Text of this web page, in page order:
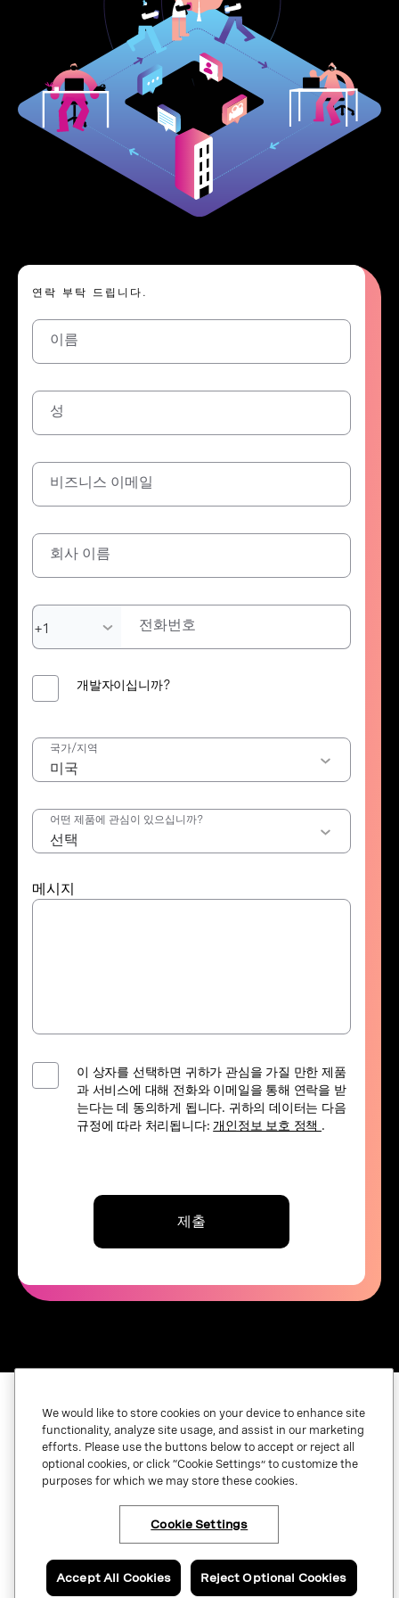
연락 부탁 드립니다.
이름
성
비즈니스 이메일
회사 이름
전화번호
개발자이십니까?
국가/지역
어떤 제품에 관심이 있으십니까?
메시지
이 상자를 선택하면 귀하가 관심을 가질 만한 제품
과 서비스에 대해 전화와 이메일을 통해 연락을 받
는다는 데 동의하게 됩니다. 귀하의 데이터는 다음
규정에 따라 처리됩니다:개인정보 보호 정책 .
제출
법적 고지 사항
개인 정보 보호
We would like to store cookies on your device to enhance site
functionality, analyze site usage, and assist in our marketing
efforts. Please use the buttons below to accept or reject all
optional cookies, or click “Cookie Settings” to customize the
purposes for which we may store these cookies.
Cookie Settings
Reject Optional Cookies
Accept All Cookies